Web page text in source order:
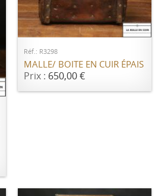
AJOUTER AU PANIER
Réf.: R3298
MALLE/ BOITE EN CUIR ÉPAIS
Prix : 650,00 €